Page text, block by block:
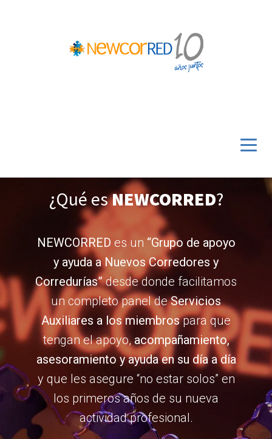
¿Qué esNEWCORRED?
NEWCORRED es un “Grupo de apoyo
y ayuda a Nuevos Corredores y
Corredurías”desde donde facilitamos
un completo panel deServicios
Auxiliares a los miembrospara que
tengan el apoyo,acompañamiento,
asesoramiento y ayuda en su día a día
y que les asegure “no estar solos” en
los primeros años de su nueva
actividad profesional.